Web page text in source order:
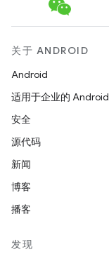
关于 ANDROID
Android
适用于企业的 Android
安全
源代码
新闻
博客
播客
发现